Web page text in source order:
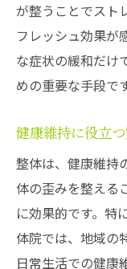
自宅で
東大和
施術
整体とリラ
果を得る
組み合
最適な
より効
施術後
が整うことでスト
フレッシュ効果が
な症状の緩和だけ
めの重要な手段です
健康維持に役立
整体は、健康維持
体の歪みを整える
に効果的です。特
体院では、地域の
日常生活での健康